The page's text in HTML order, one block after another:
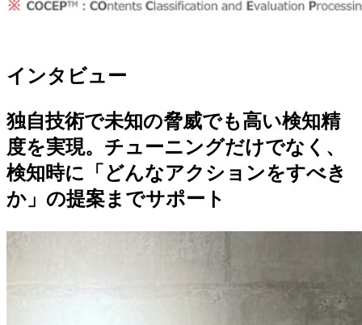
インタビュー
独自技術で未知の脅威でも高い検知精
度を実現。チューニングだけでなく、
検知時に「どんなアクションをすべき
か」の提案までサポート